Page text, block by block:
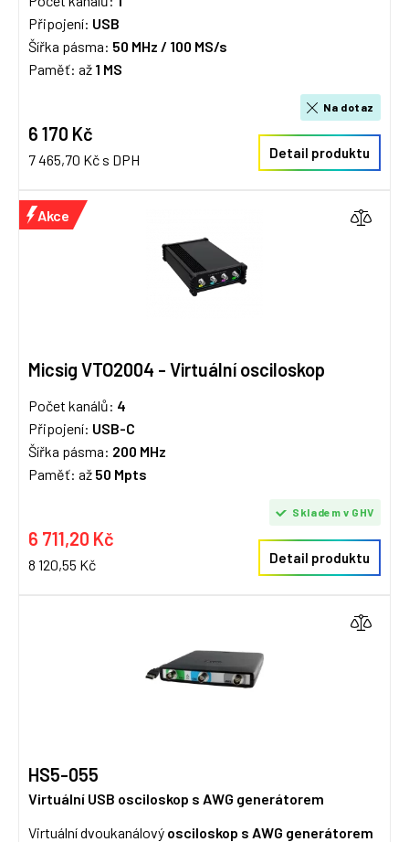
Připojení: USB
Šířka pásma: 50 MHz / 100 MS/s
Paměť: až 1 MS
6 170 Kč
7 465,70 Kč s DPH
Na dotaz
Detail produktu
Micsig VTO2004 - Virtuální osciloskop
Počet kanálů: 4
Připojení: USB-C
Šířka pásma: 200 MHz
Paměť: až 50 Mpts
Akce
6 711,20 Kč
8 120,55 Kč
Skladem v GHV
Detail produktu
HS5-055
Virtuální USB osciloskop s AWG generátorem
Virtuální dvoukanálový osciloskop s AWG generátorem